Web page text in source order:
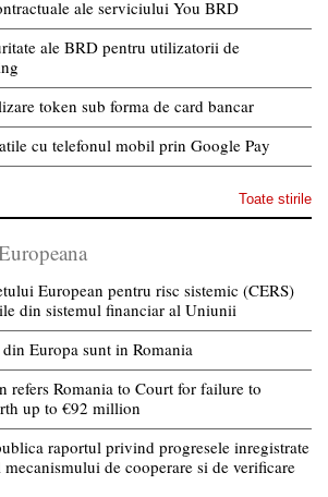
ale serviciului You BRD
ale BRD pentru utilizatorii de
token sub forma de card bancar
cu telefonul mobil prin Google Pay
Toate stirile
European pentru risc sistemic (CERS)
din sistemul financiar al Uniunii
Europa sunt in Romania
refers Romania to Court for failure to
up to €92 million
raportul privind progresele inregistrate
de cooperare si de verificare